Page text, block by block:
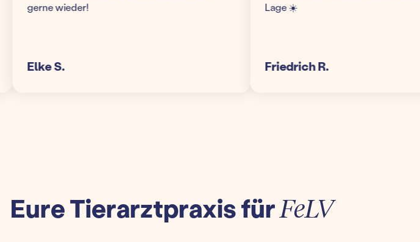
gerne wieder!
Elke S.
Lage ☀️
Friedrich R.
Eure Tierarztpraxis fürFeLV